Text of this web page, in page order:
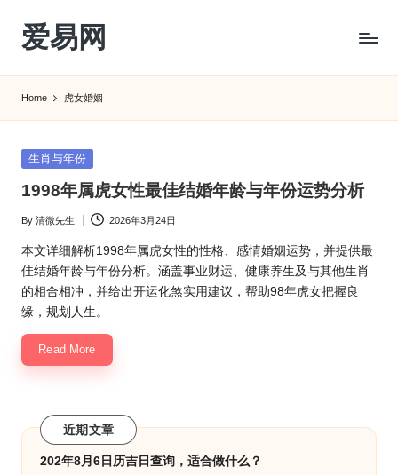
Skip
content
爱易网
转
农
历
历
查
询
_2ebc.com
Home 虎女婚姻
Posted
生肖与年份
1998年属虎女性最佳结婚年龄与年份运势分析
Posted
by
By 清微先生 2026年3月24日
本文详细解析1998年属虎女性的性格、感情婚姻运势，并提供最
佳结婚年龄与年份分析。涵盖事业财运、健康养生及与其他生肖
的相合相冲，并给出开运化煞实用建议，帮助98年虎女把握良
缘，规划人生。
Read More
近期文章
202年8月6日历吉日查询，适合做什么？